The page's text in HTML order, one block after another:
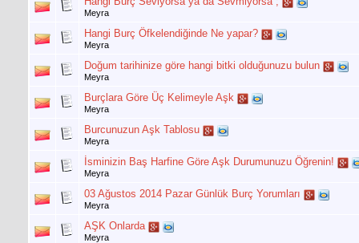
Meyra
Hangi Burç Öfkelendiğinde Ne yapar?
Meyra
Doğum tarihinize göre hangi bitki olduğunuzu bulun
Meyra
Burçlara Göre Üç Kelimeyle Aşk
Meyra
Burcunuzun Aşk Tablosu
Meyra
İsminizin Baş Harfine Göre Aşk Durumunuzu Öğrenin!
Meyra
03 Ağustos 2014 Pazar Günlük Burç Yorumları
Meyra
AŞK Onlarda
Meyra